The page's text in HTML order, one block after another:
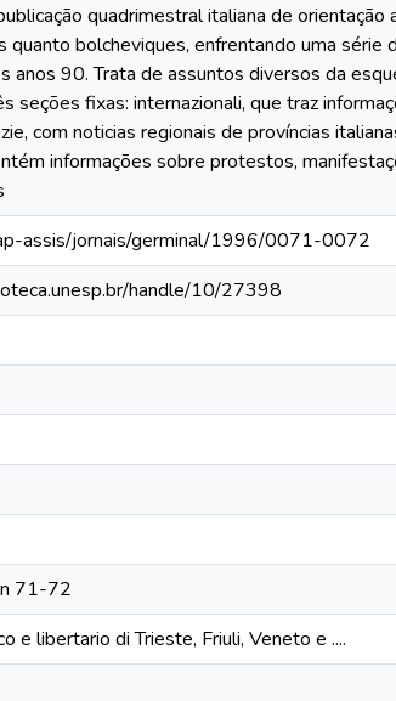
quadrimestral italiana de
quanto bolcheviques, enfrentando uma
anos 90. Trata de assuntos diversos da
seções fixas: internazionali, que traz
com noticias regionais de províncias
informações sobre protestos,
assis/jornais/germinal/1996/0071-0072
handle/10/27398
71-72
e libertario di Trieste, Friuli, Veneto e ....